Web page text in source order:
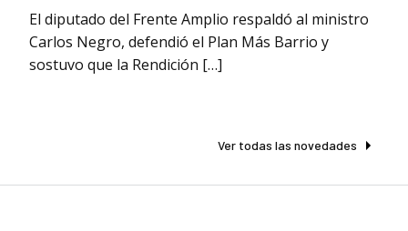
El diputado del Frente Amplio respaldó al ministro
Carlos Negro, defendió el Plan Más Barrio y
sostuvo que la Rendición […]
Ver todas las novedades